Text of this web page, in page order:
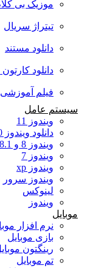
موزیک بی
تیتراژ سریال
دانلود مستند
دانلود
فیلم آموزشی
سیستم عامل
ویندوز 11
دانلود ویندوز 10
ویندوز 8 و 8.1
ویندوز 7
ویندوز xp
ویندوز سرور
لینوکس
ویندوز
موبایل
نرم افزار
بازی موبایل
رینگتون
تم موبایل